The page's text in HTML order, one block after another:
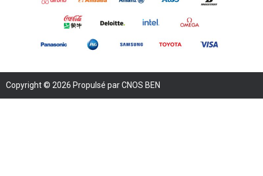
Copyright © 2026 Propulsé par CNOS BEN